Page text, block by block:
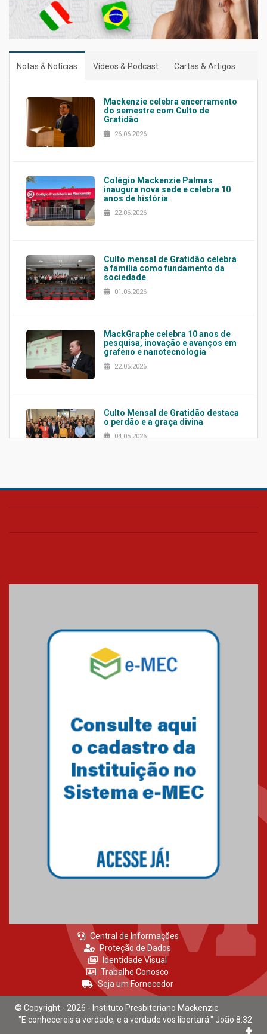
Notas & Notícias Vídeos & Podcast Cartas & Artigos
Mackenzie celebra encerramento
do semestre com Culto de
Gratidão
26.06.2026
Colégio Mackenzie Palmas
inaugura nova sede e celebra 10
anos de história
22.06.2026
Culto mensal de Gratidão celebra
a família como fundamento da
sociedade
01.06.2026
MackGraphe celebra 10 anos de
pesquisa, inovação e avanços em
grafeno e nanotecnologia
22.05.2026
Culto Mensal de Gratidão destaca
o perdão e a graça divina
04.05.2026
Confira como foi o culto mensal
Mackenzie mobiliza campanha
solidária para apoiar famílias em
Minas Gerais
Primeiro culto do ano ressalta o
27.02.2026
Central de Informações
Proteção de Dados
Identidade Visual
Trabalhe Conosco
Seja um Fornecedor
© Copyright - 2026 - Instituto Presbiteriano Mackenzie
"E conhecereis a verdade, e a verdade vos libertará." João 8:32